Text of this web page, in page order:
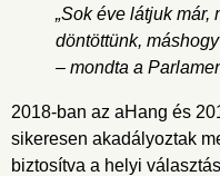
„Sok éve látjuk már,
döntöttünk,
– mondta a
2018-ban az aHang és
sikeresen akadályoztak
biztosítva a helyi